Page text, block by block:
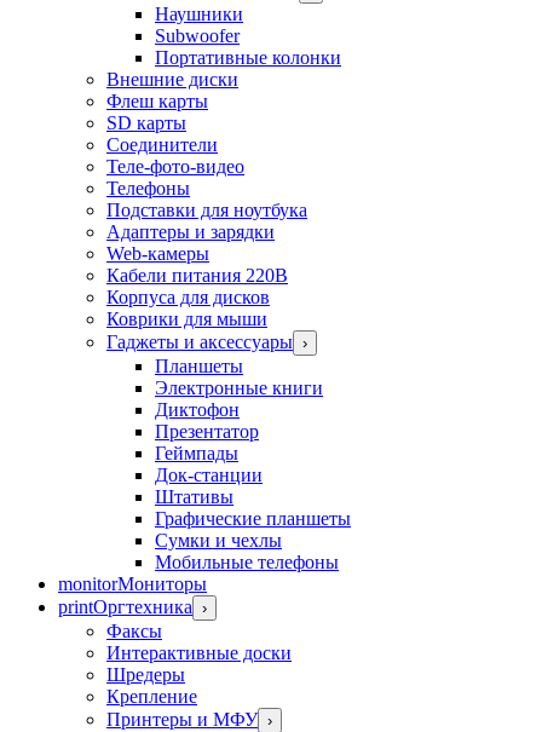
Наушники
Subwoofer
Портативные колонки
Внешние диски
Флеш карты
SD карты
Соединители
Теле-фото-видео
Телефоны
Подставки для ноутбука
Адаптеры и зарядки
Web-камеры
Кабели питания 220В
Корпуса для дисков
Коврики для мыши
Гаджеты и аксессуары ›
Планшеты
Электронные книги
Диктофон
Презентатор
Геймпады
Док-станции
Штативы
Графические планшеты
Сумки и чехлы
Мобильные телефоны
monitorМониторы
printОргтехника ›
Факсы
Интерактивные доски
Шредеры
Крепление
Принтеры и МФУ ›